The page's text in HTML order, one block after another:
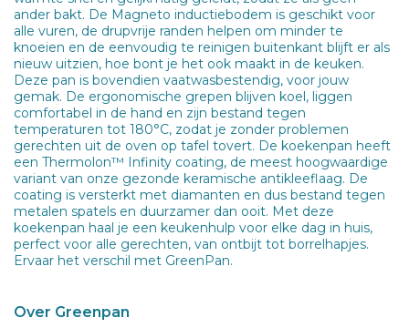
ander bakt. De Magneto inductiebodem is geschikt voor
alle vuren, de drupvrije randen helpen om minder te
knoeien en de eenvoudig te reinigen buitenkant blijft er als
nieuw uitzien, hoe bont je het ook maakt in de keuken.
Deze pan is bovendien vaatwasbestendig, voor jouw
gemak. De ergonomische grepen blijven koel, liggen
comfortabel in de hand en zijn bestand tegen
temperaturen tot 180°C, zodat je zonder problemen
gerechten uit de oven op tafel tovert. De koekenpan heeft
een Thermolon™ Infinity coating, de meest hoogwaardige
variant van onze gezonde keramische antikleeflaag. De
coating is versterkt met diamanten en dus bestand tegen
metalen spatels en duurzamer dan ooit. Met deze
koekenpan haal je een keukenhulp voor elke dag in huis,
perfect voor alle gerechten, van ontbijt tot borrelhapjes.
Ervaar het verschil met GreenPan.
Over Greenpan